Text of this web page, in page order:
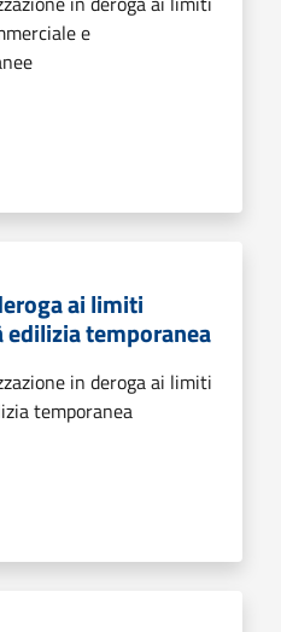
e
ai limiti
temporanea
in deroga ai limiti
temporanea